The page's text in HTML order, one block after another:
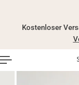
Kostenloser